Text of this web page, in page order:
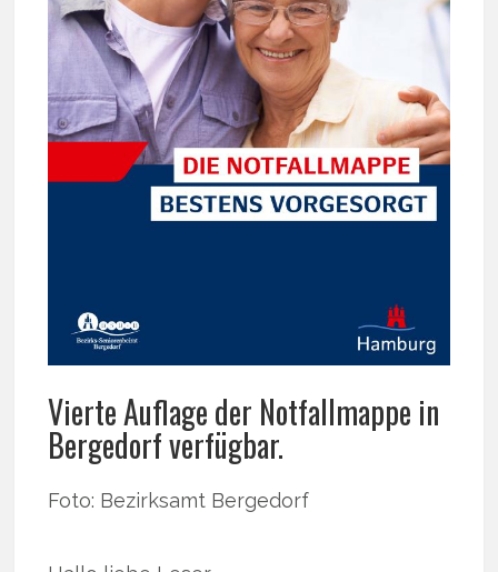
Vierte Auflage der Notfallmappe in
Bergedorf verfügbar.
Foto: Bezirksamt Bergedorf